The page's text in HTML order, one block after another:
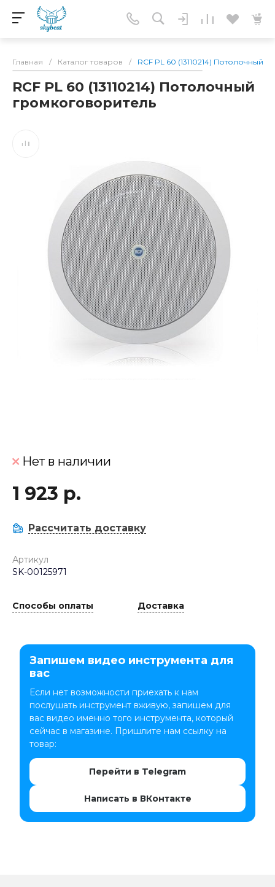
Главная / Каталог товаров / RCF PL 60 (13110214) Потолочный
RCF PL 60 (13110214) Потолочный
громкоговоритель
Нет в наличии
1 923 р.
Рассчитать доставку
Артикул
SK-00125971
Способы оплаты Доставка
Запишем видео инструмента для
вас
Если нет возможности приехать к нам
послушать инструмент вживую, запишем для
вас видео именно того инструмента, который
сейчас в магазине. Пришлите нам ссылку на
товар:
Перейти в Telegram
Написать в ВКонтакте